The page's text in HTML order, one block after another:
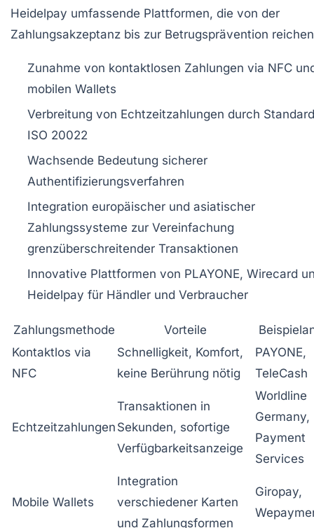
Heidelpay umfassende Plattformen, die von der
Zahlungsakzeptanz bis zur Betrugsprävention
Zunahme von kontaktlosen Zahlungen via NFC
mobilen Wallets
Verbreitung von Echtzeitzahlungen durch
ISO 20022
Wachsende Bedeutung sicherer
Authentifizierungsverfahren
Integration europäischer und asiatischer
Zahlungssysteme zur Vereinfachung
grenzüberschreitender Transaktionen
Innovative Plattformen von PLAYONE, Wirecard
Heidelpay für Händler und Verbraucher
Zahlungsmethode Vorteile
Kontaktlos via
NFC
Schnelligkeit, Komfort,
keine Berührung nötig
PAYONE,
TeleCash
Echtzeitzahlungen
Transaktionen in
Sekunden, sofortige
Verfügbarkeitsanzeige
Worldline
Germany,
Payment
Services
Mobile Wallets
Integration
verschiedener Karten
und Zahlungsformen
Giropay,